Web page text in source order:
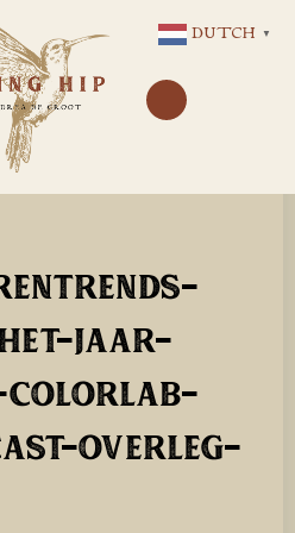
NAAR
DE
INHOUD
JAAR-
OVERLEG-
DUTCH ▼